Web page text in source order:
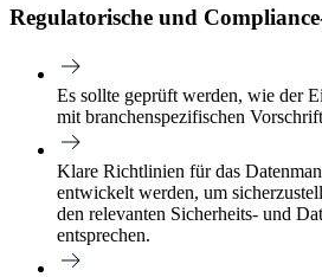
Regulatorische und
Es sollte geprüft werden, wie der
mit branchenspezifischen
Klare Richtlinien für das
entwickelt werden, um
den relevanten Sicherheits- und
entsprechen.